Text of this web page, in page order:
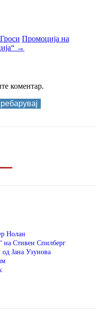
Промоција на
→
коментар.
Нолан
на Стивен Спилберг
од Јана Узунова